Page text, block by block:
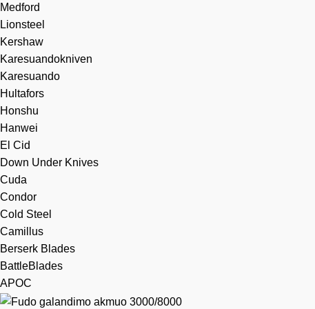
Medford
Lionsteel
Kershaw
Karesuandokniven
Karesuando
Hultafors
Honshu
Hanwei
El Cid
Down Under Knives
Cuda
Condor
Cold Steel
Camillus
Berserk Blades
BattleBlades
APOC